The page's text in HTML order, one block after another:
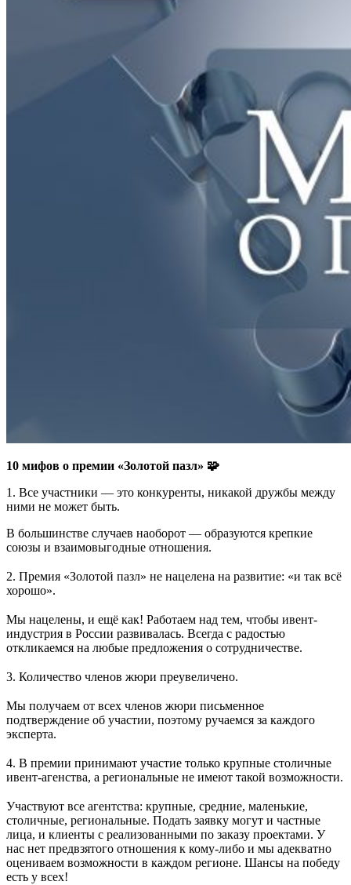
10 мифов о премии «Золотой пазл» 🧩
1. Все участники — это конкуренты, никакой дружбы между
ними не может быть.
В большинстве случаев наоборот — образуются крепкие
союзы и взаимовыгодные отношения.
2. Премия «Золотой пазл» не нацелена на развитие: «и так всё
хорошо».
Мы нацелены, и ещё как! Работаем над тем, чтобы ивент-
индустрия в России развивалась. Всегда с радостью
откликаемся на любые предложения о сотрудничестве.
3. Количество членов жюри преувеличено.
Мы получаем от всех членов жюри письменное
подтверждение об участии, поэтому ручаемся за каждого
эксперта.
4. В премии принимают участие только крупные столичные
ивент-агенства, а региональные не имеют такой возможности.
Участвуют все агентства: крупные, средние, маленькие,
столичные, региональные. Подать заявку могут и частные
лица, и клиенты с реализованными по заказу проектами. У
нас нет предвзятого отношения к кому-либо и мы адекватно
оцениваем возможности в каждом регионе. Шансы на победу
есть у всех!